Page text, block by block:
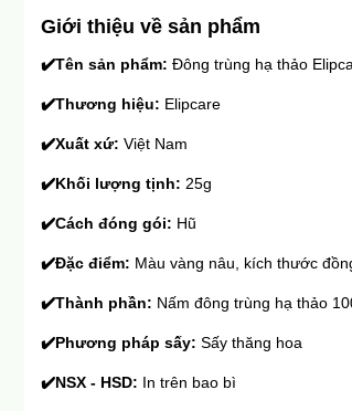
Giới thiệu về sản phẩm
✔️Tên sản phẩm: Đông trùng hạ thảo
✔️Thương hiệu: Elipcare
✔️Xuất xứ: Việt Nam
✔️Khối lượng tịnh: 25g
✔️Cách đóng gói: Hũ
✔️Đặc điểm: Màu vàng nâu, kích thước
✔️Thành phần: Nấm đông trùng hạ thảo
✔️Phương pháp sấy: Sấy thăng hoa
✔️NSX - HSD: In trên bao bì